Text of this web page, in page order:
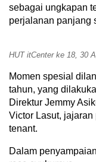
sebagai ungkapan
perjalanan panjang
HUT itCenter ke 18, 30
Momen spesial
tahun, yang
Direktur Jemmy
Victor Lasut,
tenant.
Dalam